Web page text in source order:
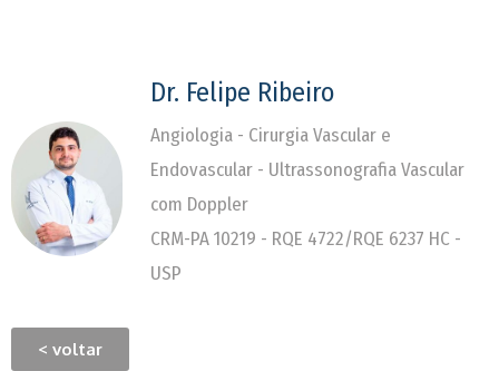
Dr. Felipe Ribeiro
Angiologia - Cirurgia Vascular e
Endovascular - Ultrassonografia Vascular
com Doppler
CRM-PA 10219 - RQE 4722/RQE 6237 HC -
USP
< voltar